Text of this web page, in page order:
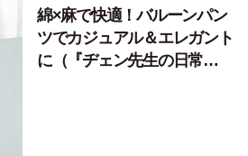
綿×麻で快適！バルーンパン
ツでカジュアル＆エレガント
に（『ヂェン先生の日常